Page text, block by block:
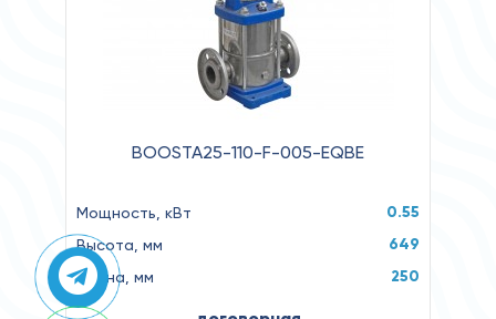
BOOSTA25-110-F-005-EQBE
Мощность, кВт 0.55
Высота, мм 649
Длина, мм 250